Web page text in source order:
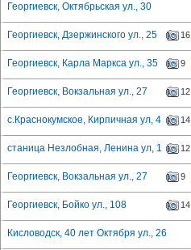
Георгиевск, Октябрьская ул., 30
Георгиевск, Дзержинского ул., 25 16
Георгиевск, Карла Маркса ул., 35 9
Георгиевск, Вокзальная ул., 27 12
с.Краснокумское, Кирпичная ул, 4 14
станица Незлобная, Ленина ул, 1 12
Георгиевск, Вокзальная ул., 27 9
Георгиевск, Бойко ул., 108 14
Кисловодск, 40 лет Октября ул., 26